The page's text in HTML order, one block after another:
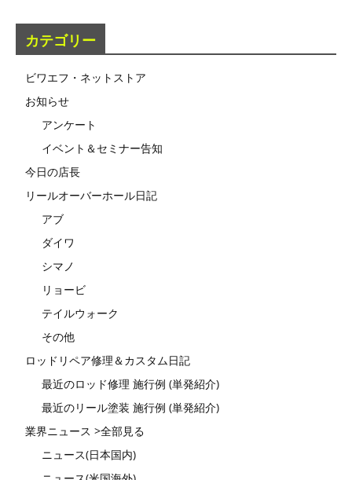
カテゴリー
ビワエフ・ネットストア
お知らせ
アンケート
イベント＆セミナー告知
今日の店長
リールオーバーホール日記
アブ
ダイワ
シマノ
リョービ
テイルウォーク
その他
ロッドリペア修理＆カスタム日記
最近のロッド修理 施行例 (単発紹介)
最近のリール塗装 施行例 (単発紹介)
業界ニュース >全部見る
ニュース(日本国内)